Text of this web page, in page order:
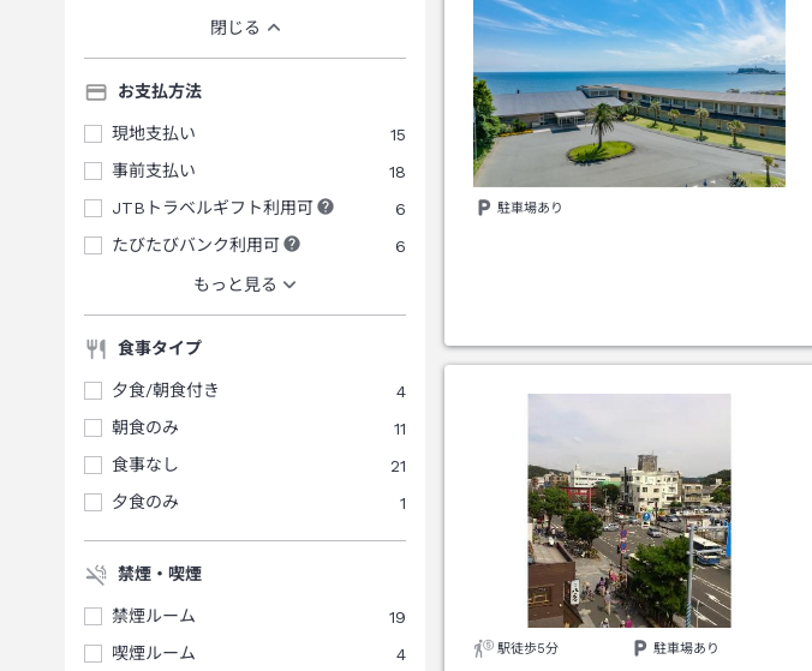
閉じる
お支払方法
現地支払い
15
事前支払い
18
JTBトラベルギフト利用可
6
たびたびバンク利用可
6
もっと見る
食事タイプ
夕食/朝食付き
4
朝食のみ
11
食事なし
21
夕食のみ
1
禁煙・喫煙
禁煙ルーム
19
喫煙ルーム
4
駐車場あり
駅徒歩5分 駐車場あり